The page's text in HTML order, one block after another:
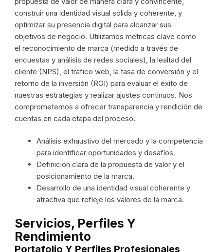
construir una identidad visual sólida y coherente, y
optimizar su presencia digital para alcanzar sus
objetivos de negocio. Utilizamos métricas clave como
el reconocimiento de marca (medido a través de
encuestas y análisis de redes sociales), la lealtad del
cliente (NPS), el tráfico web, la tasa de conversión y el
retorno de la inversión (ROI) para evaluar el éxito de
nuestras estrategias y realizar ajustes continuos. Nos
comprometemos a ofrecer transparencia y rendición de
cuentas en cada etapa del proceso.
Análisis exhaustivo del mercado y la competencia
para identificar oportunidades y desafíos.
Definición clara de la propuesta de valor y el
posicionamiento de la marca.
Desarrollo de una identidad visual coherente y
atractiva que refleje los valores de la marca.
Servicios, Perfiles Y
Rendimiento
Portafolio Y Perfiles Profesionales